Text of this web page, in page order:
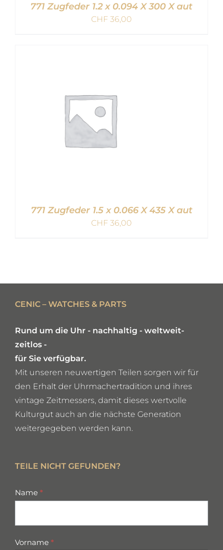
771 Zugfeder 1.2 x 0.094 X 300 X aut
CHF 36,00
771 Zugfeder 1.5 x 0.066 X 435 X aut
CHF 36,00
CENIC – WATCHES & PARTS
Rund um die Uhr - nachhaltig - weltweit-
zeitlos -
für Sie verfügbar.
Mit unseren neuwertigen Teilen sorgen wir für
den Erhalt der Uhrmachertradition und ihres
vintage Zeitmessers, damit dieses wertvolle
Kulturgut auch an die nächste Generation
weitergegeben werden kann.
TEILE NICHT GEFUNDEN?
missing
Name *
Vorname *